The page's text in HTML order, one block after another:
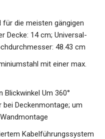
für die meisten gängigen
Decke: 14 cm; Universal-
48.43 cm
mit einer max.
Um 360°
Deckenmontage; um
Kabelführungssystem